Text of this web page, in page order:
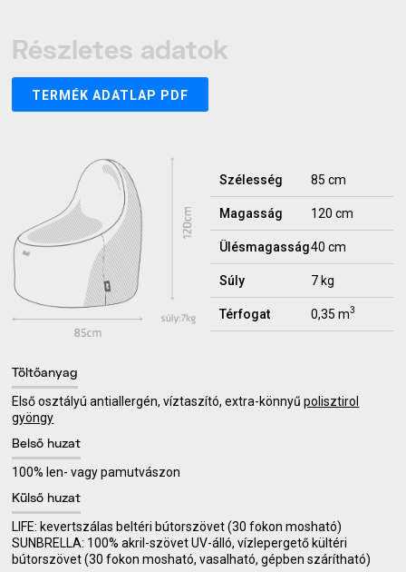
Részletes adatok
TERMÉK ADATLAP PDF
Szélesség 85 cm
Magasság 120 cm
Ülésmagasság40 cm
Súly 7 kg
Térfogat 0,35 m3
Töltőanyag
Első osztályú antiallergén, víztaszító, extra-könnyűpolisztirol
gyöngy
Belső huzat
100% len- vagy pamutvászon
Külső huzat
LIFE: kevertszálas beltéri bútorszövet (30 fokon mosható)
SUNBRELLA: 100% akril-szövet UV-álló, vízlepergető kültéri
bútorszövet (30 fokon mosható, vasalható, gépben szárítható)